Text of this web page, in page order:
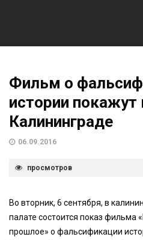
Фильм о
истории покажут
Калининграде
06.09.2016
просмотров
Во вторник, 6 сентября, в
палате состоится показ фильма
прошлое» о фальсификации